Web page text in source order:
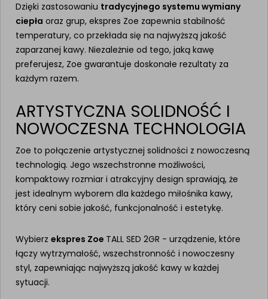
Dzięki zastosowaniu tradycyjnego systemu wymiany
ciepła oraz grup, ekspres Zoe zapewnia stabilność
temperatury, co przekłada się na najwyższą jakość
zaparzanej kawy. Niezależnie od tego, jaką kawę
preferujesz, Zoe gwarantuje doskonałe rezultaty za
każdym razem.
ARTYSTYCZNA SOLIDNOŚĆ I
NOWOCZESNA TECHNOLOGIA
Zoe to połączenie artystycznej solidności z nowoczesną
technologią. Jego wszechstronne możliwości,
kompaktowy rozmiar i atrakcyjny design sprawiają, że
jest idealnym wyborem dla każdego miłośnika kawy,
który ceni sobie jakość, funkcjonalność i estetykę.
Wybierz ekspres Zoe TALL SED 2GR - urządzenie, które
łączy wytrzymałość, wszechstronność i nowoczesny
styl, zapewniając najwyższą jakość kawy w każdej
sytuacji.